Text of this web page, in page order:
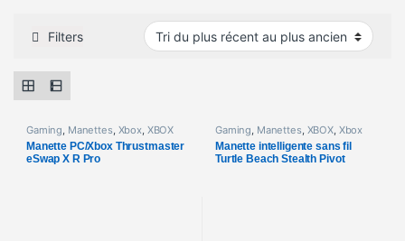
Filters
Gaming Manettes, Xbox XBOX
Manette PC/Xbox Thrustmaster
eSwap X R Pro
Gaming Manettes, XBOX, Xbox
Manette intelligente sans fil
Turtle Beach Stealth Pivot